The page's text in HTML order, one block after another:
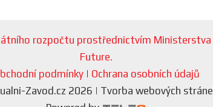
rozpočtu prostřednictvím
Future.
podmínky| Ochrana osobních údajů
Zavod.cz 2026 | Tvorba webových